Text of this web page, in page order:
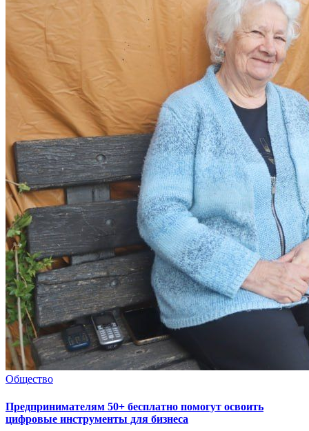
Общество
Предпринимателям 50+ бесплатно помогут освоить
цифровые инструменты для бизнеса